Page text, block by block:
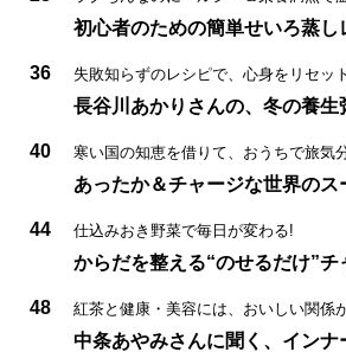
初心者のための簡単せいろ蒸し
36 失敗知らずのレシピで、心身をリセット
長谷川あかりさんの、冬の養生
40 寒い国の知恵を借りて、おうちで旅気分
あったか＆チャージな世界のス
44 仕込みおき野菜で毎日が変わる!
からだを整える“のせるだけ”チ
48 紅茶と健康・美容には、おいしい関係
中条あやみさんに聞く、インナ